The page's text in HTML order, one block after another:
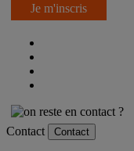
Je m'inscris
Contact Contact